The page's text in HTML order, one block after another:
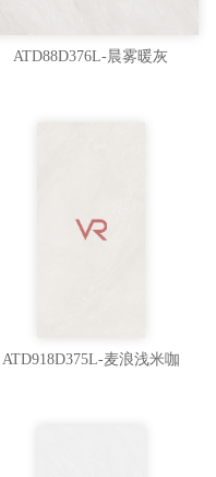
ATD88D376L-晨雾暖灰
ATD918D375L-麦浪浅米咖